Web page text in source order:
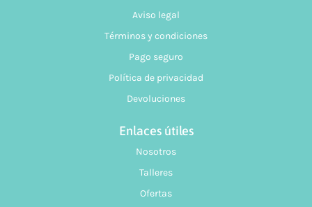
necesidades. Puedes consultarlo desde nuestra web, en la
Sí, te podemos ayudar en lo que necesites. Resolvemos tus
formulario de contacto.
Aviso legal
Términos y condiciones
Pago seguro
Política de privacidad
Devoluciones
Enlaces útiles
Nosotros
Talleres
Ofertas